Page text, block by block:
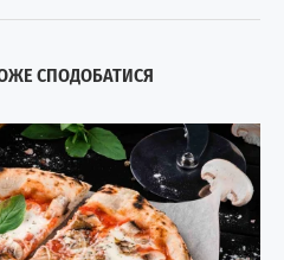
СПОДОБАТИСЯ